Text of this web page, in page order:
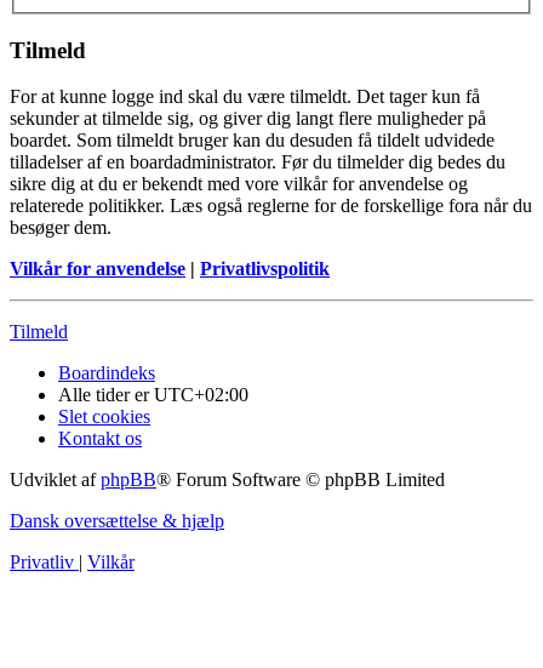
Tilmeld
For at kunne logge ind skal du være tilmeldt. Det tager kun få
sekunder at tilmelde sig, og giver dig langt flere muligheder på
boardet. Som tilmeldt bruger kan du desuden få tildelt udvidede
tilladelser af en boardadministrator. Før du tilmelder dig bedes du
sikre dig at du er bekendt med vore vilkår for anvendelse og
relaterede politikker. Læs også reglerne for de forskellige fora når du
besøger dem.
Vilkår for anvendelse | Privatlivspolitik
Tilmeld
Boardindeks
Alle tider erUTC+02:00
Slet cookies
Kontakt os
Udviklet afphpBB® Forum Software © phpBB Limited
Dansk oversættelse & hjælp
Privatliv | Vilkår